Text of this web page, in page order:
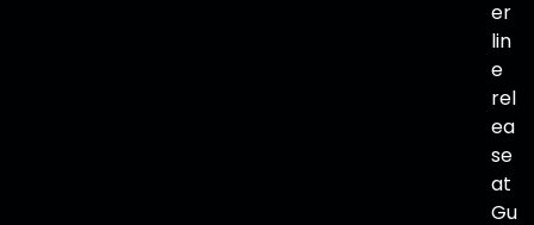
er
lin
e
rel
ea
se
at
Gu